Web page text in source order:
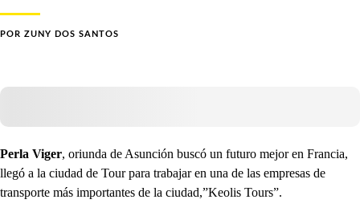
POR ZUNY DOS SANTOS
Perla Viger, oriunda de Asunción buscó un futuro mejor en Francia,
llegó a la ciudad de Tour para trabajar en una de las empresas de
transporte más importantes de la ciudad,”Keolis Tours”.